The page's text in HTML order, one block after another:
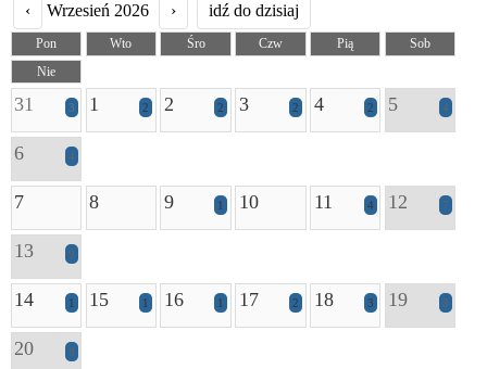
‹ Wrzesień 2026 › idź do dzisiaj
Pon Wto Śro Czw Pią
Sob
Nie
31 3 1 2 2 2 3 2 4 2 5 4
6 4
7 8 9 1 10 11 4 12 7
13 9
14 1 15 1 16 1 17 2 18 3 19 8
20 8